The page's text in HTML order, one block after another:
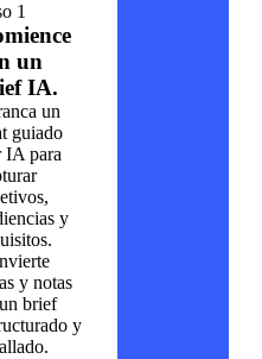
1
un
IA.
un
guiado
IA para
y
y notas
brief
y